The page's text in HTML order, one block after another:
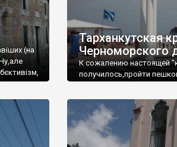
(на
Тарханкутская
Черноморского
К сожалению настоящей
получилось,пройти